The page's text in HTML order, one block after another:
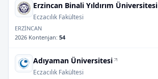
Erzincan Binali Yıldırım Üniversitesi
Eczacılık Fakültesi
ERZİNCAN
2026 Kontenjan: 54
Adıyaman Üniversitesi
Eczacılık Fakültesi